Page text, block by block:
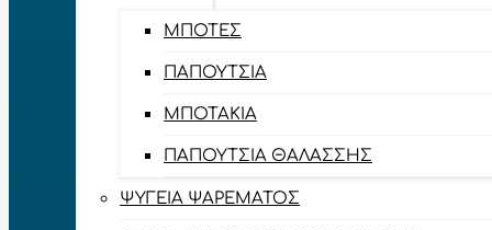
ΜΠΌΤΕΣ
ΠΑΠΟΎΤΣΙΑ
ΜΠΟΤΆΚΙΑ
ΠΑΠΟΎΤΣΙΑ ΘΑΛΆΣΣΗΣ
ΨΥΓΕΊΑ ΨΑΡΈΜΑΤΟΣ